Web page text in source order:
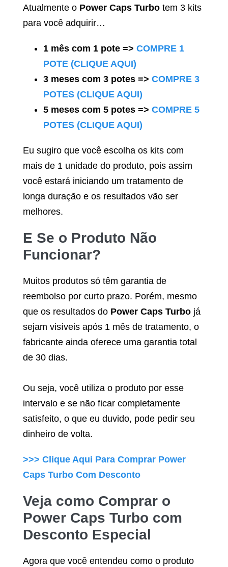
Atualmente o Power Caps Turbo tem 3 kits
para você adquirir…
1 mês com 1 pote => COMPRE 1
POTE (CLIQUE AQUI)
3 meses com 3 potes => COMPRE 3
POTES (CLIQUE AQUI)
5 meses com 5 potes => COMPRE 5
POTES (CLIQUE AQUI)
Eu sugiro que você escolha os kits com
mais de 1 unidade do produto, pois assim
você estará iniciando um tratamento de
longa duração e os resultados vão ser
melhores.
E Se o Produto Não
Funcionar?
Muitos produtos só têm garantia de
reembolso por curto prazo. Porém, mesmo
que os resultados do Power Caps Turbo já
sejam visíveis após 1 mês de tratamento, o
fabricante ainda oferece uma garantia total
de 30 dias.
Ou seja, você utiliza o produto por esse
intervalo e se não ficar completamente
satisfeito, o que eu duvido, pode pedir seu
dinheiro de volta.
>>> Clique Aqui Para Comprar Power
Caps Turbo Com Desconto
Veja como Comprar o
Power Caps Turbo com
Desconto Especial
Agora que você entendeu como o produto